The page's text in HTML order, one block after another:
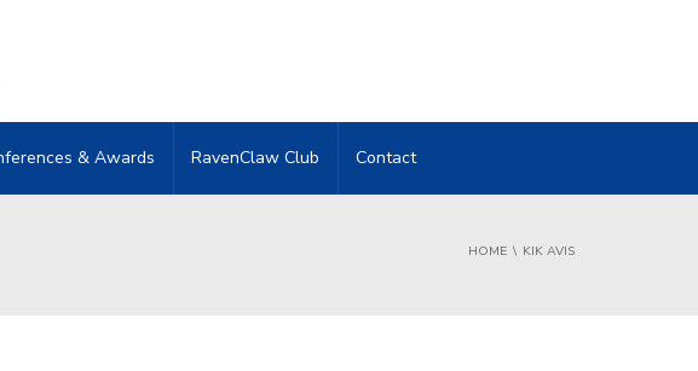
& Awards RavenClaw Club Contact
HOME KIK AVIS